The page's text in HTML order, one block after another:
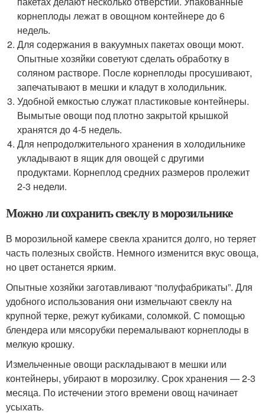
корнеплоды лежат в овощном контейнере до 6
недель.
Для содержания в вакуумных пакетах овощи моют.
Опытные хозяйки советуют сделать обработку в
соляном растворе. После корнеплоды просушивают,
запечатывают в мешки и кладут в холодильник.
Удобной емкостью служат пластиковые контейнеры.
Вымытые овощи под плотно закрытой крышкой
хранятся до 4-5 недель.
Для непродолжительного хранения в холодильнике
укладывают в ящик для овощей с другими
продуктами. Корнеплод средних размеров пролежит
2-3 недели.
Можно ли сохранить свеклу в морозильнике
В морозильной камере свекла хранится долго, но теряет
часть полезных свойств. Немного изменится вкус овоща,
но цвет останется ярким.
Опытные хозяйки заготавливают “полуфабрикаты”. Для
удобного использования они измельчают свеклу на
крупной терке, режут кубиками, соломкой. С помощью
блендера или мясорубки перемалывают корнеплоды в
мелкую крошку.
Измельченные овощи раскладывают в мешки или
контейнеры, убирают в морозилку. Срок хранения — 2-3
месяца. По истечении этого времени овощ начинает
усыхать.